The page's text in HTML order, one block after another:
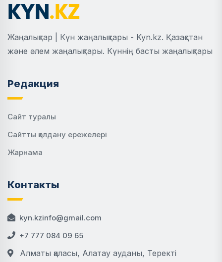
Жаңалықтар | Күн жаңалықтары - Kyn.kz. Қазақстан
және әлем жаңалықтары. Күннің басты жаңалықтары
Редакция
Сайт туралы
Сайтты қолдану ережелері
Жарнама
Контакты
kyn.kzinfo@gmail.com
+7 777 084 09 65
Алматы қаласы, Алатау ауданы, Теректі